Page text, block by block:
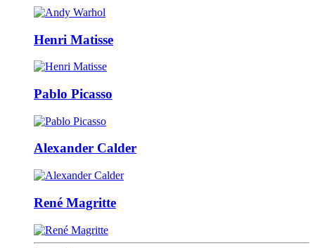
Henri Matisse
Pablo Picasso
Alexander Calder
René Magritte